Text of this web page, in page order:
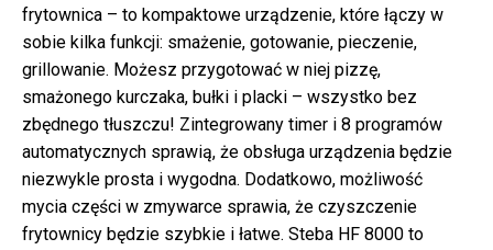
frytownica – to kompaktowe urządzenie, które łączy w
sobie kilka funkcji: smażenie, gotowanie, pieczenie,
grillowanie. Możesz przygotować w niej pizzę,
smażonego kurczaka, bułki i placki – wszystko bez
zbędnego tłuszczu! Zintegrowany timer i 8 programów
automatycznych sprawią, że obsługa urządzenia będzie
niezwykle prosta i wygodna. Dodatkowo, możliwość
mycia części w zmywarce sprawia, że czyszczenie
frytownicy będzie szybkie i łatwe. Steba HF 8000 to